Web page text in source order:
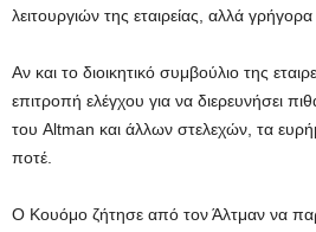
λειτουργιών της εταιρείας, αλλά
Αν και το διοικητικό συμβούλιο της
επιτροπή ελέγχου για να διερευνήσει
του Altman και άλλων στελεχών, τα
ποτέ.
Ο Κουόμο ζήτησε από τον Άλτμαν να